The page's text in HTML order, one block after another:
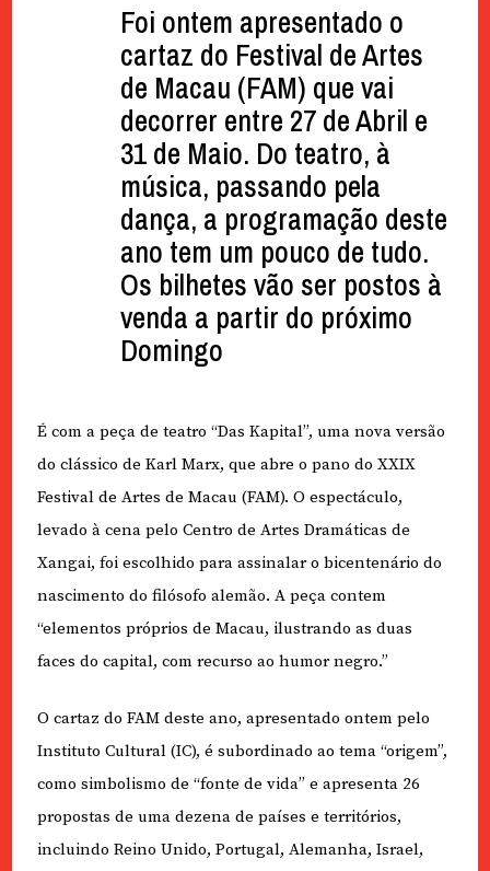
Foi ontem apresentado o
cartaz do Festival de Artes
de Macau (FAM) que vai
decorrer entre 27 de Abril e
31 de Maio. Do teatro, à
música, passando pela
dança, a programação deste
ano tem um pouco de tudo.
Os bilhetes vão ser postos à
venda a partir do próximo
Domingo
É com a peça de teatro “Das Kapital”, uma nova versão
do clássico de Karl Marx, que abre o pano do XXIX
Festival de Artes de Macau (FAM). O espectáculo,
levado à cena pelo Centro de Artes Dramáticas de
Xangai, foi escolhido para assinalar o bicentenário do
nascimento do filósofo alemão. A peça contem
“elementos próprios de Macau, ilustrando as duas
faces do capital, com recurso ao humor negro.”
O cartaz do FAM deste ano, apresentado ontem pelo
Instituto Cultural (IC), é subordinado ao tema “origem”,
como simbolismo de “fonte de vida” e apresenta 26
propostas de uma dezena de países e territórios,
incluindo Reino Unido, Portugal, Alemanha, Israel,